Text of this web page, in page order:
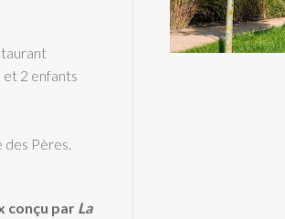
et 2 enfants
des Pères.
conçu par La